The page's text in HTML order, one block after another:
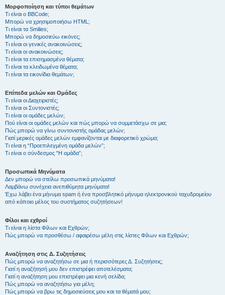
Μορφοποίηση και τύποι θεμάτων
Τι είναι ο BBCode;
Μπορώ να χρησιμοποιήσω HTML;
Τι είναι τα Smilies;
Μπορώ να δημοσιεύω εικόνες;
Τι είναι οι γενικές ανακοινώσεις;
Τι είναι οι ανακοινώσεις;
Τι είναι τα επισημασμένα θέματα;
Τι είναι τα κλειδωμένα θέματα;
Τι είναι τα εικονίδια θεμάτων;
Επίπεδα μελών και Ομάδες
Τι είναι οι Διαχειριστές;
Τι είναι οι Συντονιστές;
Τι είναι οι ομάδες μελών;
Πού είναι οι ομάδες μελών και πώς μπορώ να συμμετάσχω σε μια;
Πώς μπορώ να γίνω συντονιστής ομάδας μελών;
Γιατί μερικές ομάδες μελών εμφανίζονται με διαφορετικό χρώμα;
Τι είναι η “Προεπιλεγμένη ομάδα μελών”;
Τι είναι ο σύνδεσμος "Η ομάδα”;
Προσωπικά Μηνύματα
Δεν μπορώ να στείλω προσωπικά μηνύματα!
Λαμβάνω συνέχεια ανεπιθύμητα μηνύματα!
Έχω λάβει ένα μήνυμα spam ή ένα προσβλητικό μήνυμα ηλεκτρονικού ταχυδρομείου
από κάποιο μέλος του συστήματος συζητήσεων!
Φίλοι και εχθροί
Τι είναι η λίστα Φίλων και Εχθρών;
Πώς μπορώ να προσθέσω / αφαιρέσω μέλη στις λίστες Φίλων και Εχθρών;
Αναζήτηση στις Δ. Συζητήσεις
Πώς μπορώ να αναζητήσω σε μια ή περισσότερες Δ. Συζητήσεις;
Γιατί η αναζήτησή μου δεν επιστρέφει αποτελέσματα;
Γιατί η αναζήτηση μου επιστρέφει μια κενή σελίδα;
Πώς μπορώ να αναζητήσω για μέλη;
Πώς μπορώ να βρω τις δημοσιεύσεις μου και τα θέματά μου;